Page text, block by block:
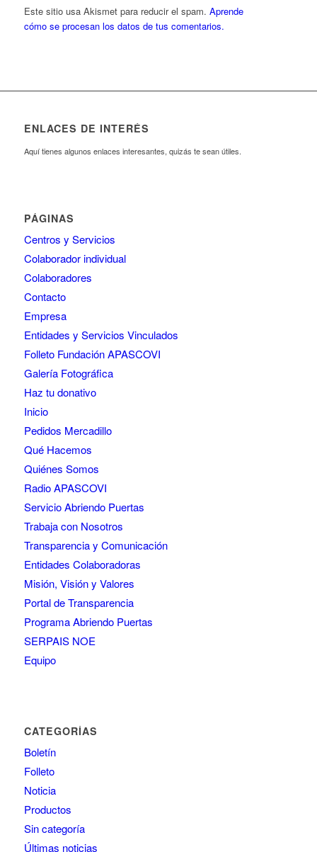
Este sitio usa Akismet para reducir el spam. Aprende
cómo se procesan los datos de tus comentarios.
ENLACES DE INTERÉS
Aquí tienes algunos enlaces interesantes, quizás te sean útiles.
PÁGINAS
Centros y Servicios
Colaborador individual
Colaboradores
Contacto
Empresa
Entidades y Servicios Vinculados
Folleto Fundación APASCOVI
Galería Fotográfica
Haz tu donativo
Inicio
Pedidos Mercadillo
Qué Hacemos
Quiénes Somos
Radio APASCOVI
Servicio Abriendo Puertas
Trabaja con Nosotros
Transparencia y Comunicación
Entidades Colaboradoras
Misión, Visión y Valores
Portal de Transparencia
Programa Abriendo Puertas
SERPAIS NOE
Equipo
CATEGORÍAS
Boletín
Folleto
Noticia
Productos
Sin categoría
Últimas noticias